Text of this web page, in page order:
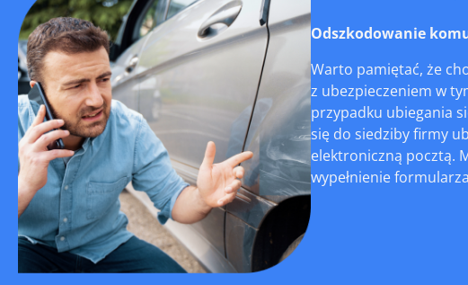
Odszkodowanie
Warto pamiętać, że
z ubezpieczeniem w
przypadku ubiegania
się do siedziby firmy
elektroniczną pocztą.
wypełnienie